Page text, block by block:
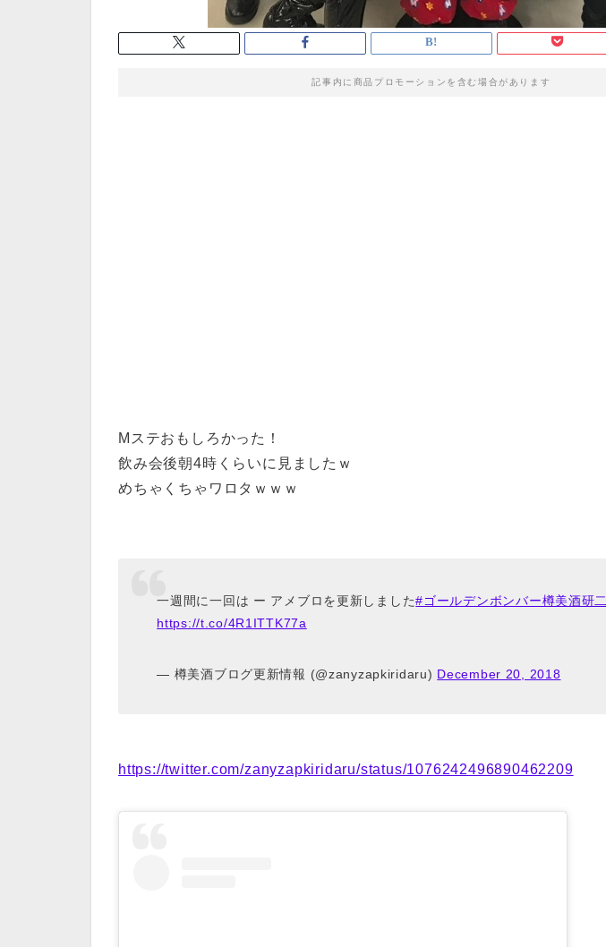
記事内に商品プロモーションを含む場合があります
Mステおもしろかった！
飲み会後朝4時くらいに見ましたｗ
めちゃくちゃワロタｗｗｗ
一週間に一回は ー アメブロを更新しました#ゴールデンボンバー樽美酒研二
https://t.co/4R1ITTK77a
— 樽美酒ブログ更新情報 (@zanyzapkiridaru) December 20, 2018
https://twitter.com/zanyzapkiridaru/status/1076242496890462209